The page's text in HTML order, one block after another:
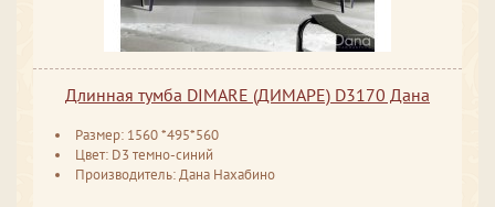
Длинная тумба DIMARE (ДИМАРЕ) D3170 Дана
Размер: 1560 *495*560
Цвет: D3 темно-синий
Производитель: Дана Нахабино